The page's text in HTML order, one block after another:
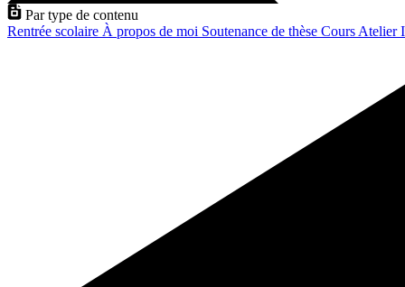
Par type de contenu
Rentrée scolaire À propos de moi Soutenance de thèse Cours Atelier